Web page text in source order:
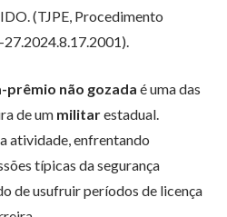
(TJPE, Procedimento
prêmio não gozada é uma das
de um militarestadual.
atividade, enfrentando
típicas da segurança
de usufruir períodos de licença